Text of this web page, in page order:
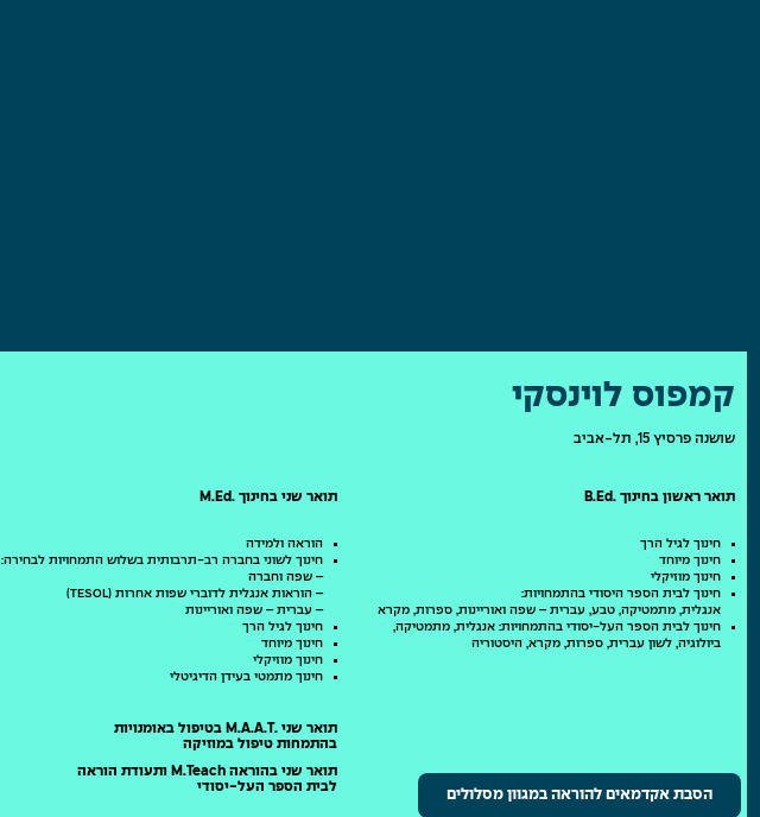
קמפוס לוינסקי
שושנה פרסיץ 15, תל-אביב
תואר ראשון בחינוך .B.Ed
חינוך לגיל הרך
חינוך מיוחד
חינוך מוזיקלי
חינוך לבית הספר היסודי בהתמחויות:
אנגלית, מתמטיקה, טבע, עברית – שפה ואוריינות, ספרות, מקרא
חינוך לבית הספר העל-יסודי בהתמחויות: אנגלית, מתמטיקה,
ביולוגיה, לשון עברית, ספרות, מקרא, היסטוריה
הסבת אקדמאים להוראה במגוון מסלולים
תואר שני בחינוך .M.Ed
הוראה ולמידה
חינוך לשוני בחברה רב-תרבותית בשלוש התמחויות לבחירה:
– שפה וחברה
– הוראות אנגלית לדוברי שפות אחרות (TESOL)
– עברית – שפה ואוריינות
חינוך לגיל הרך
חינוך מיוחד
חינוך מוזיקלי
חינוך מתמטי בעידן הדיגיטלי
תואר שני .M.A.A.T בטיפול באומנויות
בהתמחות טיפול במוזיקה
תואר שני בהוראה M.Teach ותעודת הוראה
לבית הספר העל-יסודי